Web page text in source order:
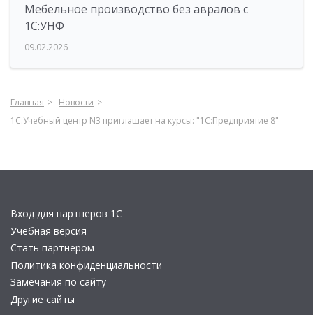
Мебельное производство без авралов с
1С:УНФ
09.02.2026
Главная
Новости
1С:Учебный центр N3 приглашает на курсы: "1С:Предприятие 8"
Вход для партнеров 1С
Учебная версия
Стать партнером
Политика конфиденциальности
Замечания по сайту
Другие сайты